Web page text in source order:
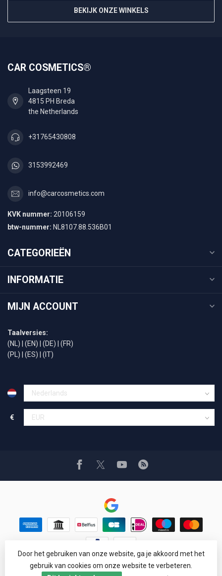
BEKIJK ONZE WINKELS
CAR COSMETICS®
Laagsteen 19
4815 PH Breda
the Netherlands
+31765430808
3153992469
info@carcosmetics.com
KVK nummer: 20106159
btw-nummer: NL8107.88.536B01
CATEGORIEËN
INFORMATIE
MIJN ACCOUNT
Taalversies:
(NL)
(EN) (DE)
(FR)
(PL)
(ES) (IT)
€
© Copyright 1994 - 2026 Car Cosmetics® Hail pro®
Door het gebruiken van onze website, ga je akkoord met het
gebruik van cookies om onze website te verbeteren.